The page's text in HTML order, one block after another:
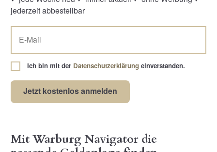
jederzeit abbestellbar
Ich bin mit der Datenschutzerklärung einverstanden.
Mit Warburg Navigator die